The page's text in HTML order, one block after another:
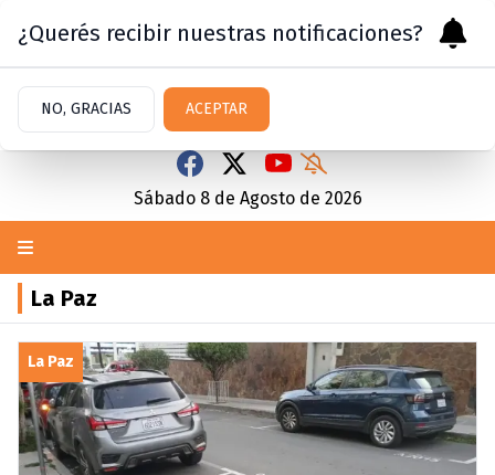
Sábado 8 de Agosto de 2026
La Paz
La Paz
¿Querés recibir nuestras notificaciones?
NO, GRACIAS ACEPTAR